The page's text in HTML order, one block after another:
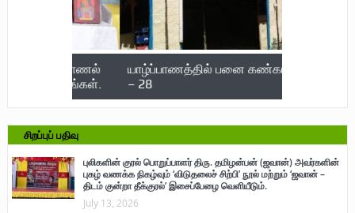
யாழ்ப்பாணத்தில் பனை கண்காட்சி 22
– 28
சிறப்புப் பதிவு
புலிகளின் குரல் பொறுப்பாளர் திரு. தமிழன்பன் (ஜவான்) அவர்களின்
புகழ் வணக்க நிகழ்வும் ‘விடுதலைச் சிற்பி’ நூல் மற்றும் ‘ஜவான் –
திடம் குன்றா தீக்குரல்’ இசைப்பேழை வெளியீடும்.
July 13, 2026